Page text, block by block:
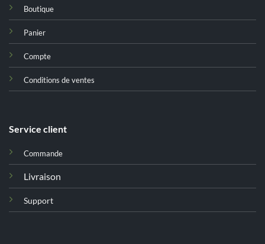
Boutique
Panier
Compte
Conditions de ventes
Service client
Commande
Livraison
Support